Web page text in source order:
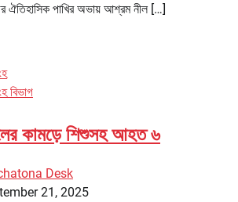
ঐতিহাসিক পাখির অভায় আশ্রম নীল […]
বিভাগ
কামড়ে শিশুসহ আহত ৬
Desk
21, 2025